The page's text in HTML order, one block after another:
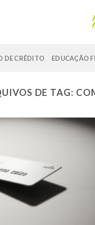
DE CRÉDITO EDUCAÇÃO
DE TAG: